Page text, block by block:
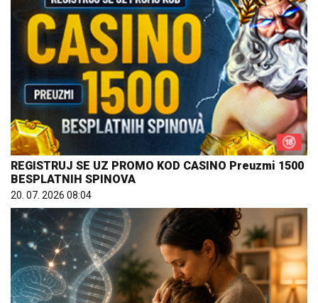
REGISTRUJ SE UZ PROMO KOD CASINO Preuzmi 1500
BESPLATNIH SPINOVA
20. 07. 2026 08:04